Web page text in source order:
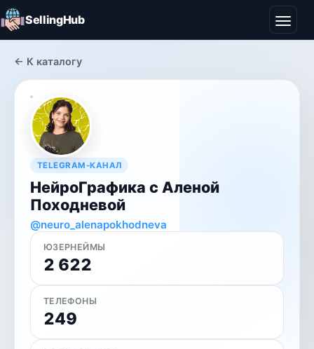
SellingHub
← К каталогу
TELEGRAM-КАНАЛ
НейроГрафика с Аленой
Походневой
@neuro_alenapokhodneva
ЮЗЕРНЕЙМЫ
2 622
ТЕЛЕФОНЫ
249